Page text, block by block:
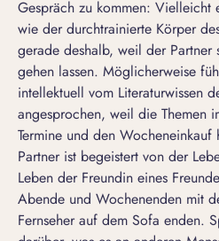
Gespräch zu kommen: Vielleicht
wie der durchtrainierte Körper
gerade deshalb, weil der Partner
gehen lassen. Möglicherweise
intellektuell vom Literaturwissen
angesprochen, weil die Themen
Termine und den
Partner ist begeistert von der
Leben der Freundin eines
Abende und Wochenenden mit
Fernseher auf dem Sofa enden.